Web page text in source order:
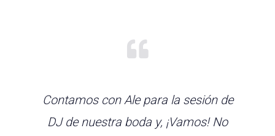
Contamos con Ale para la sesión de
DJ de nuestra boda y, ¡Vamos! No